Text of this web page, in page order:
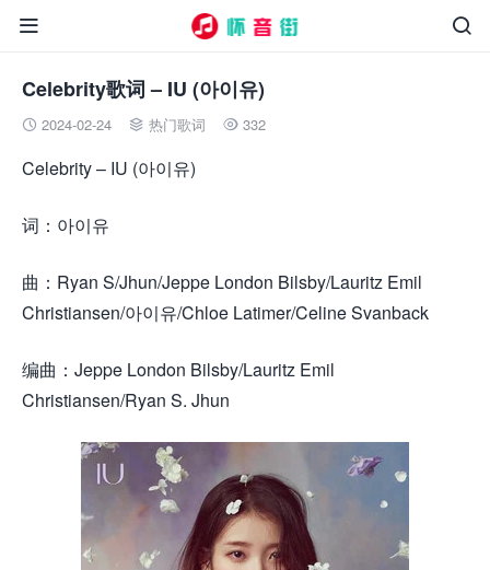


Celebrity歌词 – IU (아이유)
 2024-02-24  热门歌词  332
Celebrity – IU (아이유)
词：아이유
曲：Ryan S/Jhun/Jeppe London Bilsby/Lauritz Emil
Christiansen/아이유/Chloe Latimer/Celine Svanback
编曲：Jeppe London Bilsby/Lauritz Emil
Christiansen/Ryan S. Jhun